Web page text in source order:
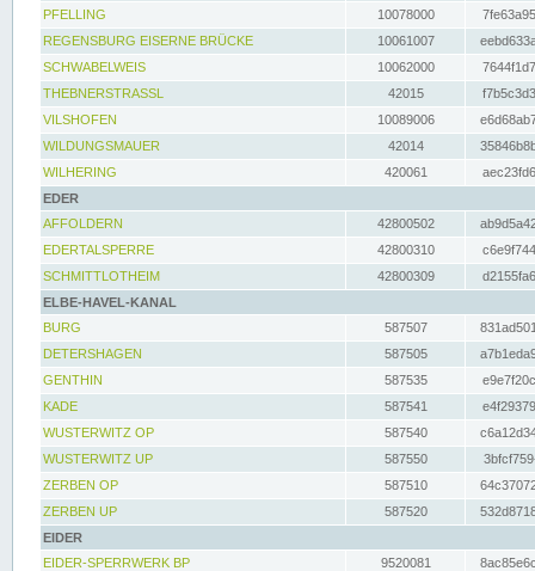
PFELLING
10078000
REGENSBURG EISERNE BRÜCKE
10061007
SCHWABELWEIS
10062000
THEBNERSTRASSL
42015
VILSHOFEN
10089006
WILDUNGSMAUER
42014
WILHERING
420061
EDER
AFFOLDERN
42800502
EDERTALSPERRE
42800310
SCHMITTLOTHEIM
42800309
ELBE-HAVEL-KANAL
BURG
587507
DETERSHAGEN
587505
GENTHIN
587535
KADE
587541
WUSTERWITZ OP
587540
WUSTERWITZ UP
587550
ZERBEN OP
587510
ZERBEN UP
587520
EIDER
EIDER-SPERRWERK BP
9520081